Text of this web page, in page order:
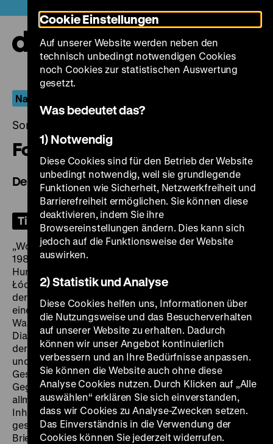
zum
Seiteninhalt
springen
Nach Shoah
Sonntag, 31. August 2025, 18.00 Uhr
Fotoamator
Der Fotograf
Tickets
„Wo soll man die Wahrheit suchen? Wo steckt sie?“
1987 wurden in einem Antiquariat in Wien mehrere
Hundert Farbdias gefunden. Sie zeigen das Ghetto
Łódź/Litzmannstadt, aufgenommen vom Finanzleiter
der deutschen Ghettoverwaltung Walter Genewein,
einem leidenschaftlichen Amateurfotografen. „Ist die
Wahrheit in meinem Gedächtnis oder ist sie in den
Dias von Walter Genewein?“, fragt Arnold Mostowicz,
der Arzt im Ghetto war. Anhand von Dias, Dokumenten
und Mostowicz‘ Erinnerungen zeichnetFotoamatordie
Geschichte des Ghettos nach. Dabei bleiben die
Gegensätze stets unvereinbar. Während Genewein
allmählich die Karriereleiter emporsteigt, müssen die
Inhaftierten des Ghettos arbeiten, um nicht in den Tod
geschickt zu werden; und während sich Genewein in
Briefen an die Firma Agfa über Farbstiche seiner Dias
Cookie Einstellungen
Auf unserer Website werden neben den
technisch unbedingt notwendigen Cookies
noch Cookies zur statistischen Auswertung
gesetzt.
Was bedeutet das?
1) Notwendig
Diese Cookies sind für den Betrieb der Website
unbedingt notwendig, weil sie grundlegende
Funktionen wie Sicherheit, Netzwerkfreiheit und
Barrierefreiheit ermöglichen. Sie können diese
deaktivieren, indem Sie ihre
Browsereinstellungen ändern. Dies kann sich
jedoch auf die Funktionsweise der Website
auswirken.
2) Statistik und Analyse
Diese Cookies helfen uns, Informationen über
die Nutzungsweise und das Besucherverhalten
auf unserer Website zu erhalten. Dadurch
können wir unser Angebot kontinuierlich
verbessern und an Ihre Bedürfnisse anpassen.
Sie können die Website auch ohne diese
Analyse Cookies nutzen. Durch Klicken auf „Alle
auswählen“ erklären Sie sich einverstanden,
dass wir Cookies zu Analyse-Zwecken setzen.
Das Einverständnis in die Verwendung der
Cookies können Sie jederzeit widerrufen.